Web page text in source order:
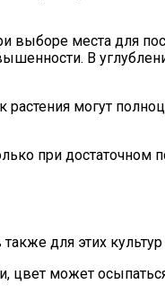
места для
В
могут
при
для этих
цвет может